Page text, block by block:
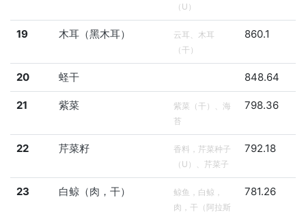
（U）
19 木耳（黑木耳）
云耳、木耳
（干）
860.1
20 蛏干 848.64
21 紫菜
紫菜（干）、海
苔
798.36
22 芹菜籽
香料，芹菜种子
（U）、芹菜子
792.18
23 白鲸（肉，干）
鲸鱼，白鲸，
肉，干（阿拉斯
781.26